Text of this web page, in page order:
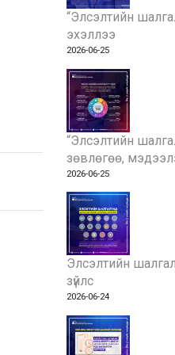
“Элсэлтийн
эхэллээ
2026-06-25
“Элсэлтийн
зөвлөгөө,
2026-06-25
Элсэлтийн
зүйлс
2026-06-24